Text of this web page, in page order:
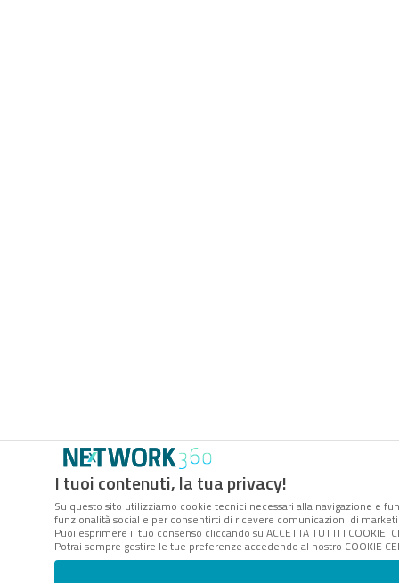
I tuoi contenuti, la tua privacy!
Su questo sito utilizziamo cookie tecnici necessari alla navigazione e
funzionalità social e per consentirti di ricevere comunicazioni di
Puoi esprimere il tuo consenso cliccando su ACCETTA TUTTI I
Potrai sempre gestire le tue preferenze accedendo al nostro COOKIE